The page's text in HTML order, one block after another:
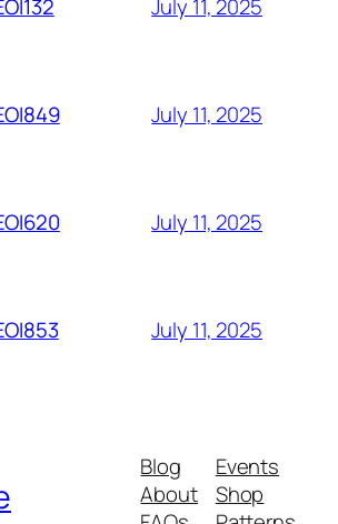
July 11, 2025
July 11, 2025
July 11, 2025
July 11, 2025
Blog
About
Events
Shop